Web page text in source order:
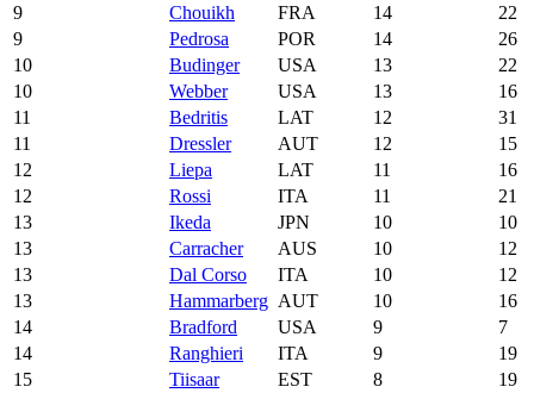
9
Chouikh FRA 14
22
9
Pedrosa POR 14
26
10
Budinger USA 13
22
10
Webber USA 13
16
11
Bedritis LAT 12
31
11
Dressler AUT 12
15
12
Liepa LAT 11
16
12
Rossi ITA 11
21
13
Ikeda JPN 10
10
13
Carracher AUS 10
12
13
Dal Corso ITA 10
12
13
Hammarberg AUT 10
16
14
Bradford USA 9
7
14
Ranghieri ITA 9
19
15
Tiisaar EST 8
19